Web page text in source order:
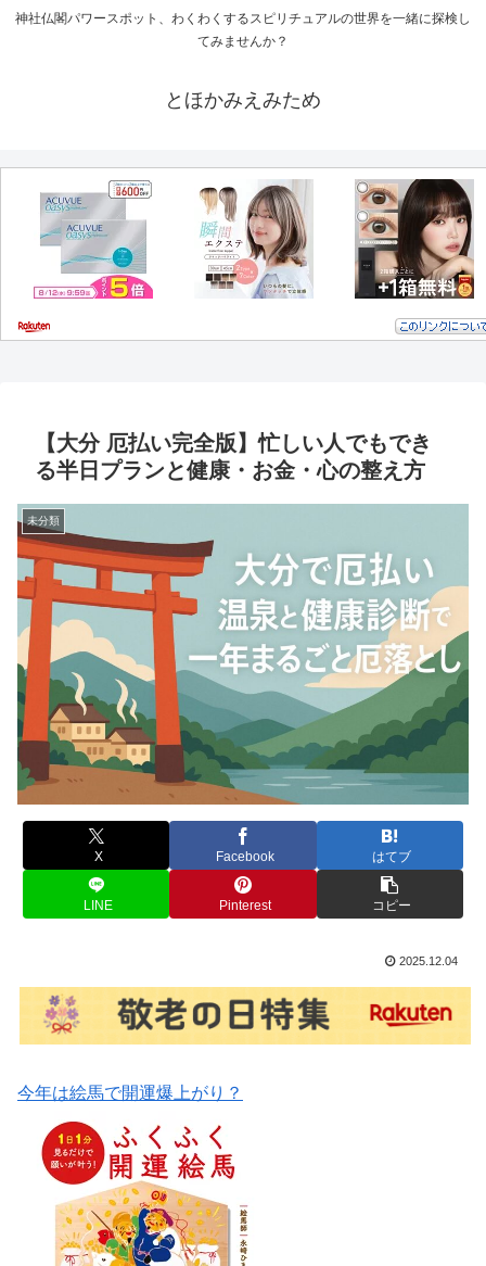
神社仏閣パワースポット、わくわくするスピリチュアルの世界を一緒に探検し
てみませんか？
とほかみえみため
【大分 厄払い完全版】忙しい人でもでき
る半日プランと健康・お金・心の整え方
未分類
X Facebook はてブ
LINE Pinterest コピー
2025.12.04
今年は絵馬で開運爆上がり？